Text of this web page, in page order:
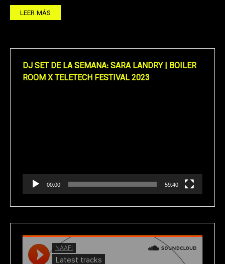
LEER MÁS
DJ SET DE LA SEMANA: SARA LANDRY | BOILER
ROOM X TELETECH FESTIVAL 2023
00:00 59:40